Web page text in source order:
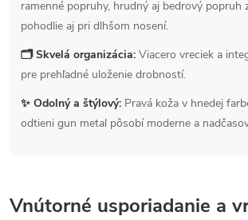
ramenné popruhy, hrudný aj bedrový popruh
pohodlie aj pri dlhšom nosení.
🗂 Skvelá organizácia: Viacero vreciek a
pre prehľadné uloženie drobností.
✨ Odolný a štýlový: Pravá koža v hnedej
odtieni gun metal pôsobí moderne a
Vnútorné usporiadanie a